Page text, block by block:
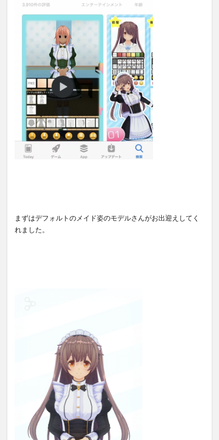
場
3
る
まずはデフォルトのメイド姿のモデルさんがお出迎えしてく
れました。